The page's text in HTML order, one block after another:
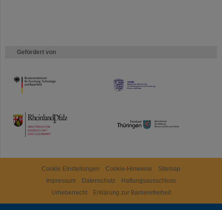
Gefördert von
HMWK
TMWWDG
Cookie Einstellungen Cookie-Hinweise
Sitemap
Impressum
Datenschutz
Haftungsausschluss
Urheberrecht
Erklärung zur Barrierefreiheit